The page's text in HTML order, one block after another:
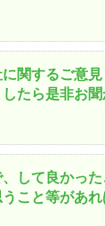
関するご意見
たら是非お聞
して良かった
こと等があ